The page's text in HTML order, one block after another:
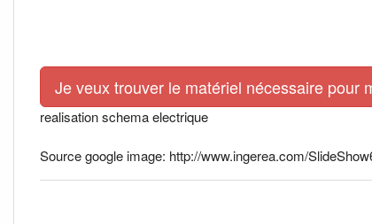
Je veux trouver le matériel nécessaire pour
realisation schema electrique
Source google image: http://www.ingerea.com/